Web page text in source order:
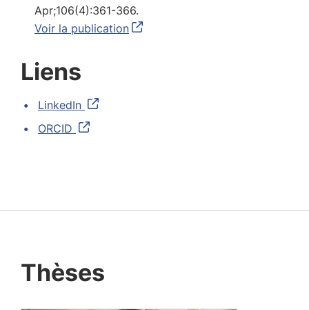
Apr;106(4):361-366.
Voir la publication
Liens
LinkedIn
ORCID
Thèses